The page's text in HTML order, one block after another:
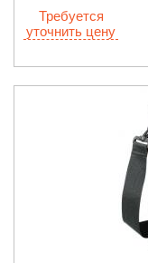
Требуется
уточнить цену